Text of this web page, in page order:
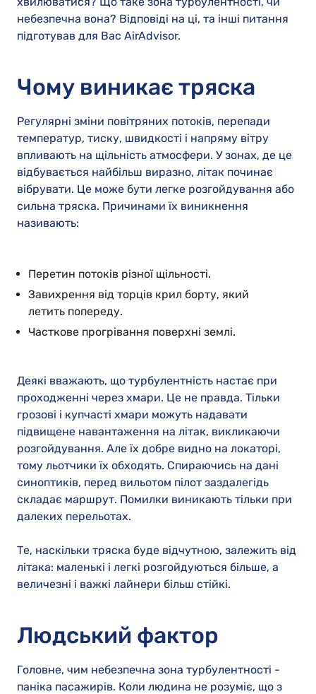
небезпечна вона? Відповіді на ці, та інші питання
підготував для Вас AirAdvisor.
Чому виникає тряска
Регулярні зміни повітряних потоків, перепади
температур, тиску, швидкості і напряму вітру
впливають на щільність атмосфери. У зонах, де це
відбувається найбільш виразно, літак починає
вібрувати. Це може бути легке розгойдування або
сильна тряска. Причинами їх виникнення
називають:
Перетин потоків різної щільності.
Завихрення від торців крил борту, який
летить попереду.
Часткове прогрівання поверхні землі.
Деякі вважають, що турбулентність настає при
проходженні через хмари. Це не правда. Тільки
грозові і купчасті хмари можуть надавати
підвищене навантаження на літак, викликаючи
розгойдування. Але їх добре видно на локаторі,
тому льотчики їх обходять. Спираючись на дані
синоптиків, перед вильотом пілот заздалегідь
складає маршрут. Помилки виникають тільки при
далеких перельотах.
Те, наскільки тряска буде відчутною, залежить від
літака: маленькі і легкі розгойдуються більше, а
величезні і важкі лайнери більш стійкі.
Людський фактор
Головне, чим небезпечна зона турбулентності -
паніка пасажирів. Коли людина не розуміє, що з